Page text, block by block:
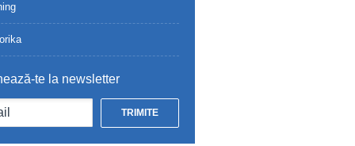
te la newsletter